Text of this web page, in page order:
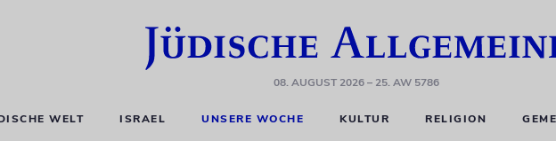
08. AUGUST 2026– 25. AW 5786
WELT ISRAEL UNSERE WOCHE KULTUR RELIGION